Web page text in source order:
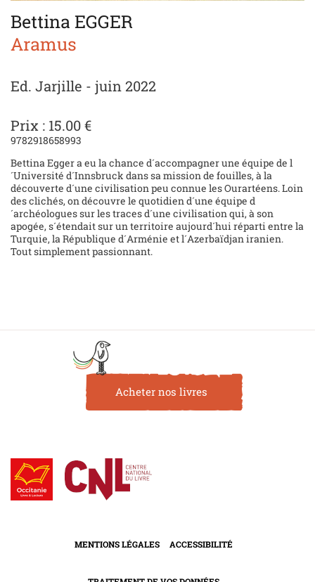
Bettina EGGER
Aramus
Ed. Jarjille - juin 2022
Prix : 15.00 €
9782918658993
Bettina Egger a eu la chance d´accompagner une équipe de l
´Université d´Innsbruck dans sa mission de fouilles, à la
découverte d´une civilisation peu connue les Ourartéens. Loin
des clichés, on découvre le quotidien d´une équipe d
´archéologues sur les traces d´une civilisation qui, à son
apogée, s´étendait sur un territoire aujourd´hui réparti entre la
Turquie, la République d´Arménie et l´Azerbaïdjan iranien.
Tout simplement passionnant.
Acheter nos livres
MENTIONS LÉGALES ACCESSIBILITÉ